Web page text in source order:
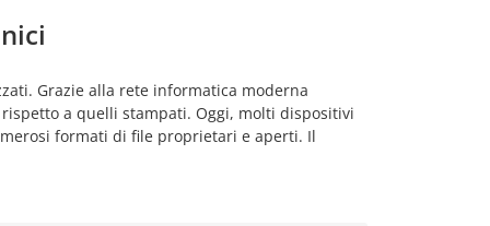
Grazie alla rete informatica moderna
a quelli stampati. Oggi, molti dispositivi
formati di file proprietari e aperti. Il